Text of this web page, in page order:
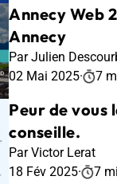
Annecy Web
Annecy
Par Julien
02 Mai 2025· 7
Peur de vous
conseille.
Par Victor Lerat
18 Fév 2025· 7